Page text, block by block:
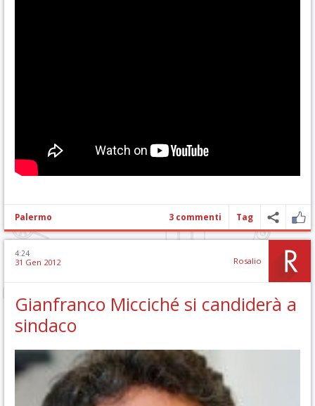
Palermo 3 commenti Tag
4:24
31 Gen 2012 Rosalio
Gianfranco Micciché si candiderà a
sindaco